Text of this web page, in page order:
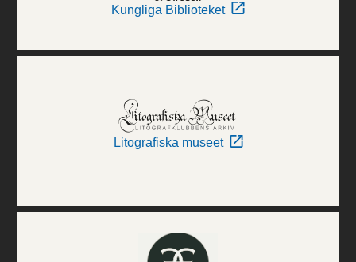
Kungliga Biblioteket
Litografiska museet